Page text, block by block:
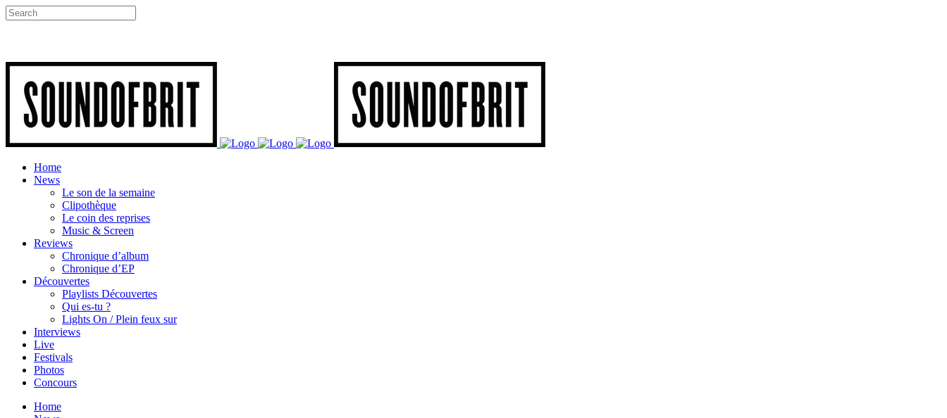
Home
News
Le son de la semaine
Clipothèque
Le coin des reprises
Music & Screen
Reviews
Chronique d’album
Chronique d’EP
Découvertes
Playlists Découvertes
Qui es-tu ?
Lights On / Plein feux sur
Interviews
Live
Festivals
Photos
Concours
Home